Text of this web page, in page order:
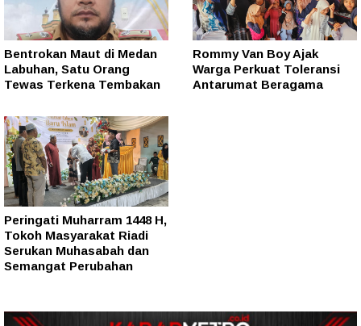
Bentrokan Maut di Medan
Labuhan, Satu Orang
Tewas Terkena Tembakan
Rommy Van Boy Ajak
Warga Perkuat Toleransi
Antarumat Beragama
Peringati Muharram 1448 H,
Tokoh Masyarakat Riadi
Serukan Muhasabah dan
Semangat Perubahan